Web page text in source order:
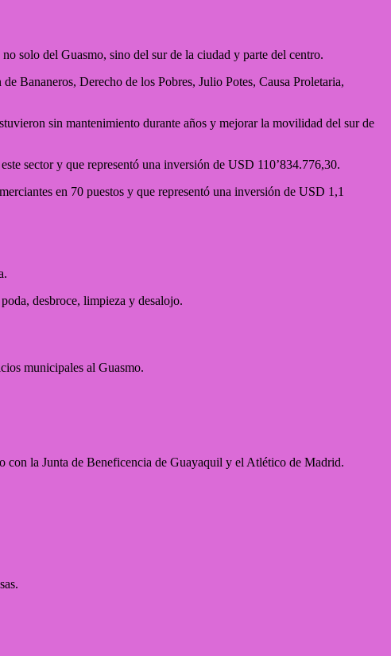
solo del Guasmo, sino del sur de la ciudad y parte del centro.
Bananeros, Derecho de los Pobres, Julio Potes, Causa Proletaria,
sin mantenimiento durante años y mejorar la movilidad del sur de
sector y que representó una inversión de USD 110’834.776,30.
en 70 puestos y que representó una inversión de USD 1,1
desbroce, limpieza y desalojo.
municipales al Guasmo.
con la Junta de Beneficencia de Guayaquil y el Atlético de Madrid.